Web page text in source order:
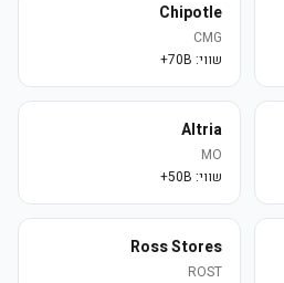
Chipotle
CMG
שווי: 70B+
Altria
MO
שווי: 50B+
Ross Stores
ROST